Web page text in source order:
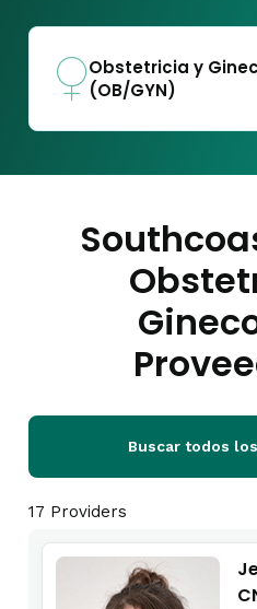
Obstetricia y
(OB/GYN)
Buscar todos
17 Providers